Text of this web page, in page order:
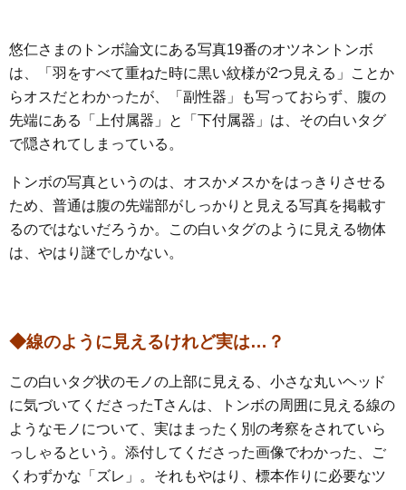
悠仁さまのトンボ論文にある写真19番のオツネントンボ
は、「羽をすべて重ねた時に黒い紋様が2つ見える」ことか
らオスだとわかったが、「副性器」も写っておらず、腹の
先端にある「上付属器」と「下付属器」は、その白いタグ
で隠されてしまっている。
トンボの写真というのは、オスかメスかをはっきりさせる
ため、普通は腹の先端部がしっかりと見える写真を掲載す
るのではないだろうか。この白いタグのように見える物体
は、やはり謎でしかない。
◆線のように見えるけれど実は…？
この白いタグ状のモノの上部に見える、小さな丸いヘッド
に気づいてくださったTさんは、トンボの周囲に見える線の
ようなモノについて、実はまったく別の考察をされていら
っしゃるという。添付してくださった画像でわかった、ご
くわずかな「ズレ」。それもやはり、標本作りに必要なツ